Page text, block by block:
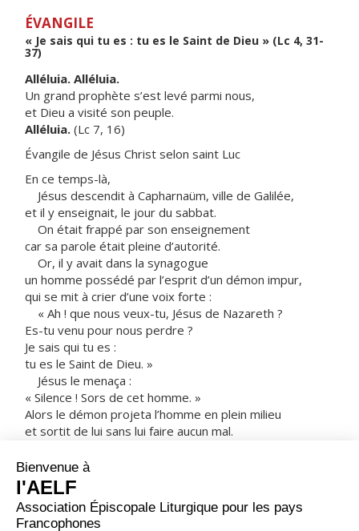
ÉVANGILE
« Je sais qui tu es : tu es le Saint de Dieu » (Lc 4, 31-
37)
Alléluia. Alléluia.
Un grand prophète s’est levé parmi nous,
et Dieu a visité son peuple.
Alléluia. (Lc 7, 16)
Évangile de Jésus Christ selon saint Luc
En ce temps-là,
Jésus descendit à Capharnaüm, ville de Galilée,
et il y enseignait, le jour du sabbat.
On était frappé par son enseignement
car sa parole était pleine d’autorité.
Or, il y avait dans la synagogue
un homme possédé par l’esprit d’un démon impur,
qui se mit à crier d’une voix forte :
« Ah ! que nous veux-tu, Jésus de Nazareth ?
Es-tu venu pour nous perdre ?
Je sais qui tu es :
tu es le Saint de Dieu. »
Jésus le menaça :
« Silence ! Sors de cet homme. »
Alors le démon projeta l’homme en plein milieu
et sortit de lui sans lui faire aucun mal.
« Quelle est cette parole ?
Il commande avec autorité et puissance
aux esprits impurs,
et ils sortent ! »